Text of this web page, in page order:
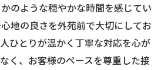
のような穏やかな時間を感じてい
地の良さを外苑前で大切にしてお
ひとりが温かく丁寧な対応を心が
く、お客様のペースを尊重した接